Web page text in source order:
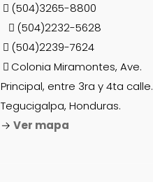
(504)3265-8800
(504)2232-5628
(504)2239-7624
Colonia Miramontes, Ave.
Principal, entre 3ra y 4ta calle.
Tegucigalpa, Honduras.
→ Ver mapa